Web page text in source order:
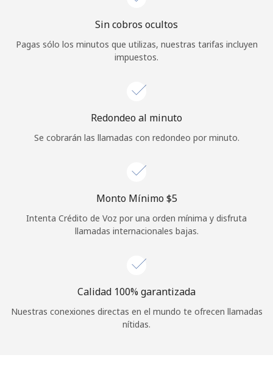
Inicia sesión oREGÍSTRATE →
¿Olvidaste tu contraseña? →
Continuar con
Sin cobros ocultos
Pagas sólo los minutos que utilizas, nuestras tarifas incluyen
impuestos.
Redondeo al minuto
Se cobrarán las llamadas con redondeo por minuto.
Monto Mínimo ⁦$5⁩
Intenta Crédito de Voz por una orden mínima y disfruta
llamadas internacionales bajas.
Calidad 100% garantizada
Nuestras conexiones directas en el mundo te ofrecen llamadas
nítidas.